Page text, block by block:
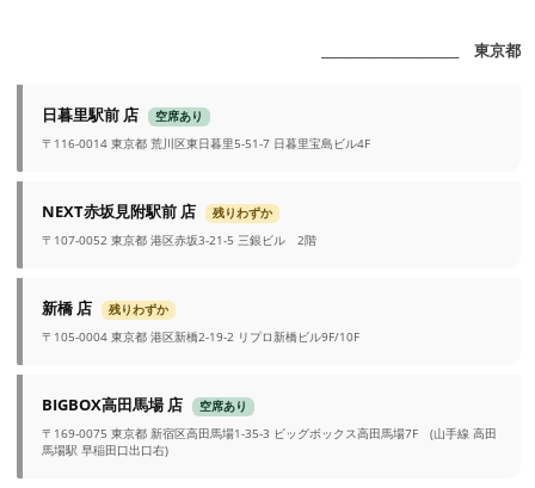
_______________________ 東京都
日暮里駅前 店
空席あり
〒116-0014 東京都 荒川区東日暮里5-51-7 日暮里宝島ビル4F
NEXT赤坂見附駅前 店
残りわずか
〒107-0052 東京都 港区赤坂3-21-5 三銀ビル 2階
新橋 店
残りわずか
〒105-0004 東京都 港区新橋2-19-2 リプロ新橋ビル9F/10F
BIGBOX高田馬場 店
空席あり
〒169-0075 東京都 新宿区高田馬場1-35-3 ビッグボックス高田馬場7F (山手線 高田
馬場駅 早稲田口出口右)